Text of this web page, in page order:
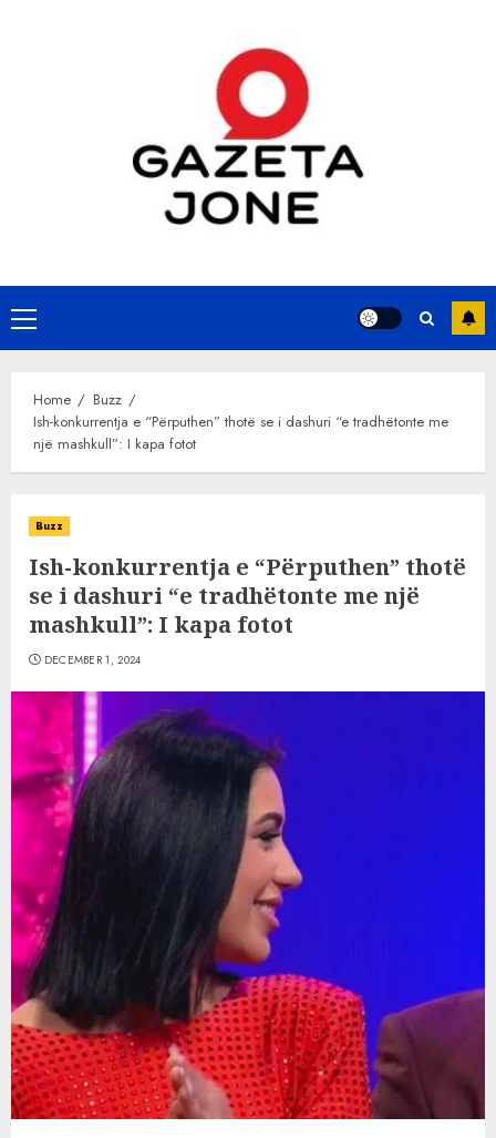
Primary
Menu
Home
Buzz
Ish-konkurrentja e “Përputhen” thotë se i dashuri “e tradhëtonte me
një mashkull”: I kapa fotot
Buzz
Ish-konkurrentja e “Përputhen” thotë
se i dashuri “e tradhëtonte me një
mashkull”: I kapa fotot
DECEMBER 1, 2024